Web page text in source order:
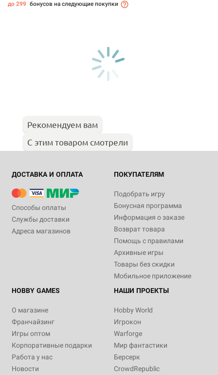
до 299 бонусов на следующие покупки
Рекомендуем вам
С этим товаром смотрели
ДОСТАВКА И ОПЛАТА
Способы оплаты
Службы доставки
Адреса магазинов
ПОКУПАТЕЛЯМ
Подобрать игру
Бонусная программа
Информация о заказе
Возврат товара
Помощь с правилами
Архивные игры
Товары без скидки
Мобильное приложение
HOBBY GAMES
О магазине
Франчайзинг
Игры оптом
Корпоративные подарки
Работа у нас
Новости
НАШИ ПРОЕКТЫ
Hobby World
Игрокон
Warforge
Мир фантастики
Берсерк
CrowdRepublic